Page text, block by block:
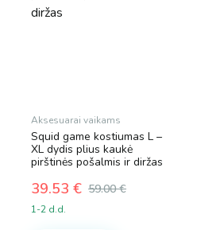
Aksesuarai vaikams
Squid game kostiumas L –
XL dydis plius kaukė
pirštinės pošalmis ir diržas
59.00€
Original
price
39.53 €
Current
price
1-2 d.d.